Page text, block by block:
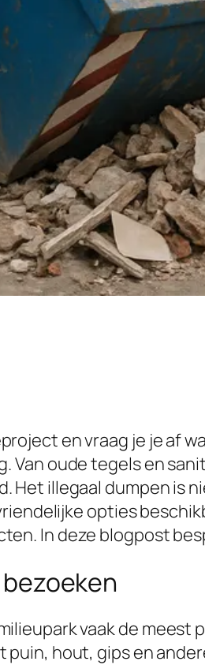
en vraag je je af
Van oude tegels en
Het illegaal dumpen is
opties
In deze blogpost
vaak de
hout, gips en